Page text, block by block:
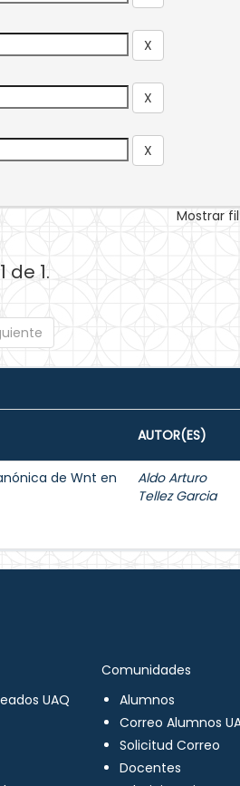
Mostrar
de 1.
AUTOR(ES)
de Wnt en
Aldo Arturo
Tellez Garcia
UAQ
Comunidades
Alumnos
Correo Alumnos
Solicitud Correo
Docentes